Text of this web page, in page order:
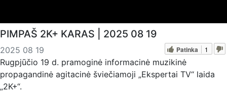
PIMPAŠ 2K+ KARAS | 2025 08 19
2025 08 19 Patinka 1
Rugpjūčio 19 d. pramoginė informacinė muzikinė
propagandinė agitacinė šviečiamoji „Ekspertai TV“ laida
„2K+“.